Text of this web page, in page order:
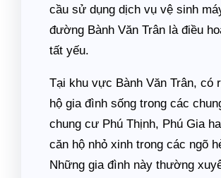
cầu sử dụng dịch vụ vệ sinh
đường Bành Văn Trân là điều
tất yếu.
Tại khu vực Bành Văn Trân, có
hộ gia đình sống trong các
chung cư Phú Thịnh, Phú Gia
căn hộ nhỏ xinh trong các ngõ
Những gia đình này thường